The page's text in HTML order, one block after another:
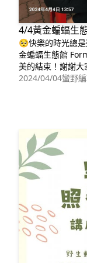
4/4黃金蝙蝠生
🥺快樂的時光總
金蝙蝠生態館
美的結束！謝謝
非常投入，「差點
到傷害！是小朋
不到魚吃，手中
2024/04/04蠻野